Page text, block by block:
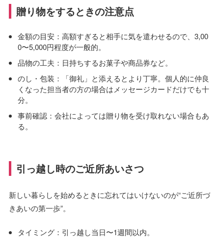
贈り物をするときの注意点
金額の目安：高額すぎると相手に気を遣わせるので、3,00
0〜5,000円程度が一般的。
品物の工夫：日持ちするお菓子や商品券など。
のし・包装：「御礼」と添えるとより丁寧。個人的に仲良
くなった担当者の方の場合はメッセージカードだけでも十
分。
事前確認：会社によっては贈り物を受け取れない場合もあ
る。
引っ越し時のご近所あいさつ
新しい暮らしを始めるときに忘れてはいけないのが“ご近所づ
きあいの第一歩”。
タイミング：引っ越し当日〜1週間以内。